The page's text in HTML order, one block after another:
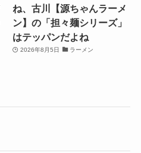
ね、古川【源ちゃんラーメ
ン】の「担々麺シリーズ」
はテッパンだよね
2026年8月5日 ラーメン